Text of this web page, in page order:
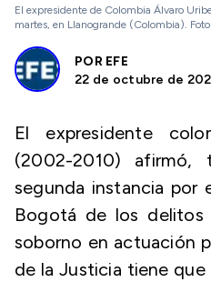
El expresidente de Colombia Álvaro
martes, en Llanogrande (Colombia).
POR EFE
22 de octubre de
El expresidente
(2002-2010) afirmó,
segunda instancia por
Bogotá de los
soborno en actuación
de la Justicia tiene